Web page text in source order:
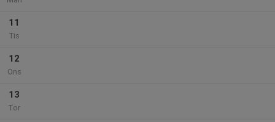
11
Tis
12
Ons
13
Tor